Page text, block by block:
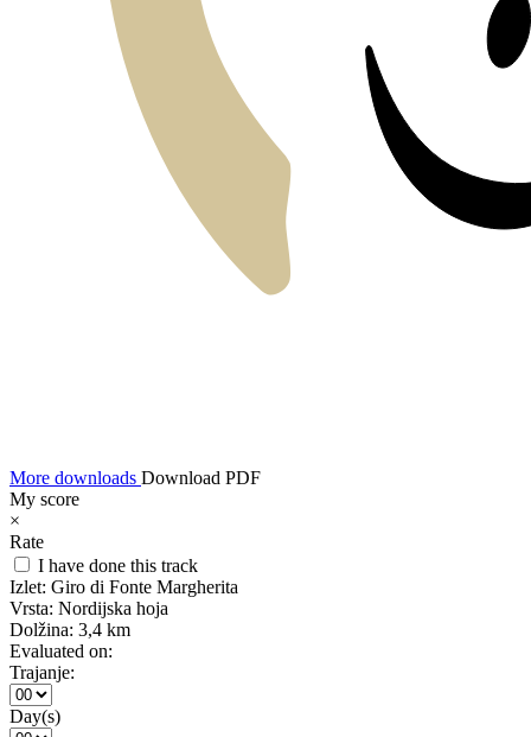
More downloads Download PDF
My score
×
Rate
I have done this track
Izlet: Giro di Fonte Margherita
Vrsta: Nordijska hoja
Dolžina: 3,4 km
Evaluated on:
Trajanje:
Day(s)